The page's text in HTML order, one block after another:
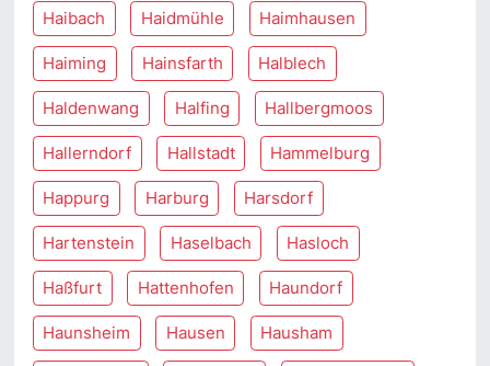
Haibach Haidmühle Haimhausen
Haiming Hainsfarth Halblech
Haldenwang Halfing Hallbergmoos
Hallerndorf Hallstadt Hammelburg
Happurg Harburg Harsdorf
Hartenstein Haselbach Hasloch
Haßfurt Hattenhofen Haundorf
Haunsheim Hausen Hausham